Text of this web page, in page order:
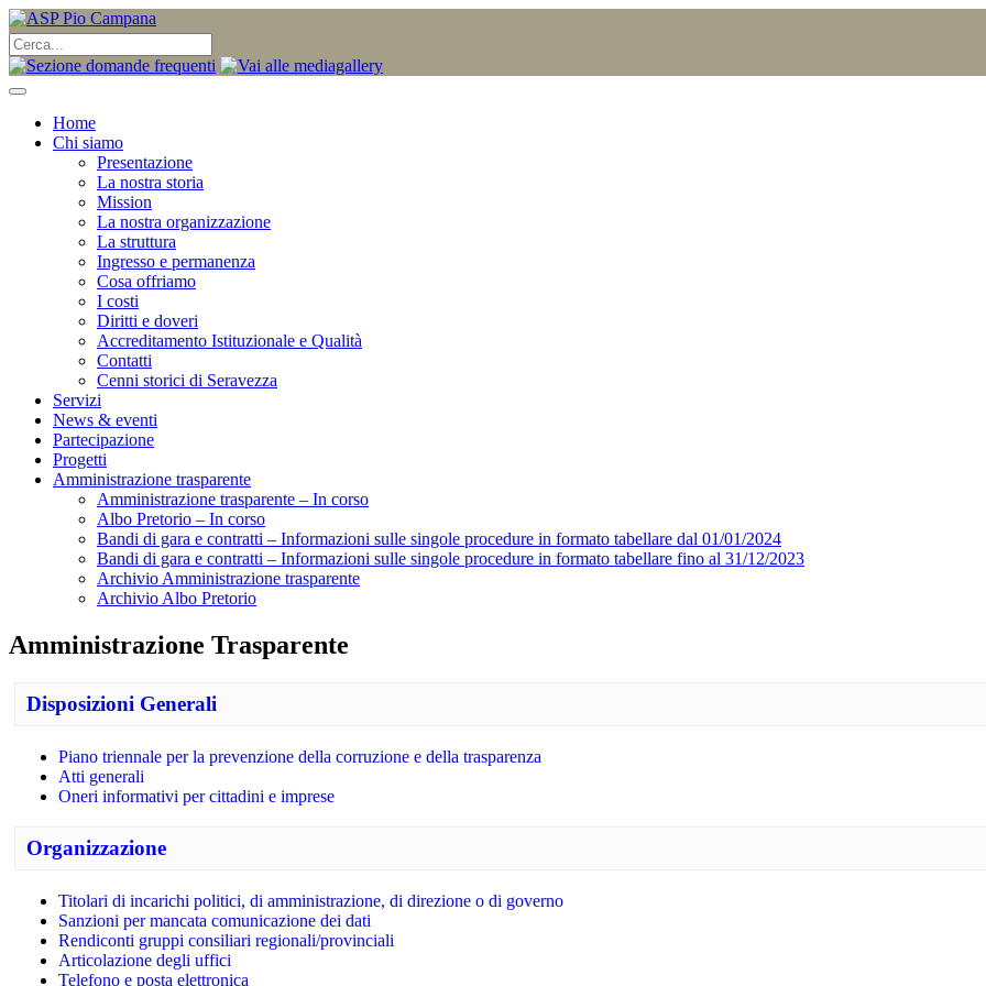
Home
Chi siamo
Presentazione
La nostra storia
Mission
La nostra organizzazione
La struttura
Ingresso e permanenza
Cosa offriamo
I costi
Diritti e doveri
Accreditamento Istituzionale e Qualità
Contatti
Cenni storici di Seravezza
Servizi
News & eventi
Partecipazione
Progetti
Amministrazione trasparente
Amministrazione trasparente – In corso
Albo Pretorio – In corso
Bandi di gara e contratti – Informazioni sulle singole procedure in formato tabellare dal 01/01/2024
Bandi di gara e contratti – Informazioni sulle singole procedure in formato tabellare fino al 31/12/2023
Archivio Amministrazione trasparente
Archivio Albo Pretorio
Amministrazione Trasparente
Disposizioni Generali
Piano triennale per la prevenzione della corruzione e della trasparenza
Atti generali
Oneri informativi per cittadini e imprese
Organizzazione
Titolari di incarichi politici, di amministrazione, di direzione o di governo
Sanzioni per mancata comunicazione dei dati
Rendiconti gruppi consiliari regionali/provinciali
Articolazione degli uffici
Telefono e posta elettronica